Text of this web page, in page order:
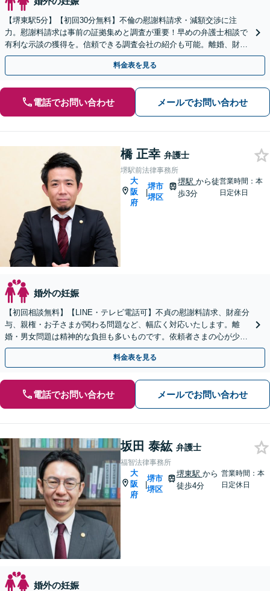
【堺東駅5分】【初回30分無料】不倫の慰謝料請求・減額交渉に注
力。慰謝料請求は事前の証拠集めと調査が重要！早めの弁護士相談で
有利な示談の獲得を。信頼できる調査会社の紹介も可能。離婚、財産
分与、親権、面会交流などにも注力【オンライン相談可】
料金表を見る
電話でお問い合わせ メールでお問い合わせ
橋 正幸 弁護士
堺駅前法律事務所
大
阪
府
|
堺市
堺区
堺駅から徒
歩3分
営業時間：本
日定休日
婚外の妊娠
【初回相談無料】【LINE・テレビ電話可】不貞の慰謝料請求、財産分
与、親権・お子さまが関わる問題など、幅広く対応いたします。離
婚・男女問題は精神的な負担も多いものです。依頼者さまの心が少し
でも軽くなるよう、親身に寄り添って対応いたします。
料金表を見る
電話でお問い合わせ メールでお問い合わせ
坂田 泰紘 弁護士
福智法律事務所
大
阪
府
|
堺市
堺区
堺東駅 から
徒歩4分
営業時間：本
日定休日
婚外の妊娠